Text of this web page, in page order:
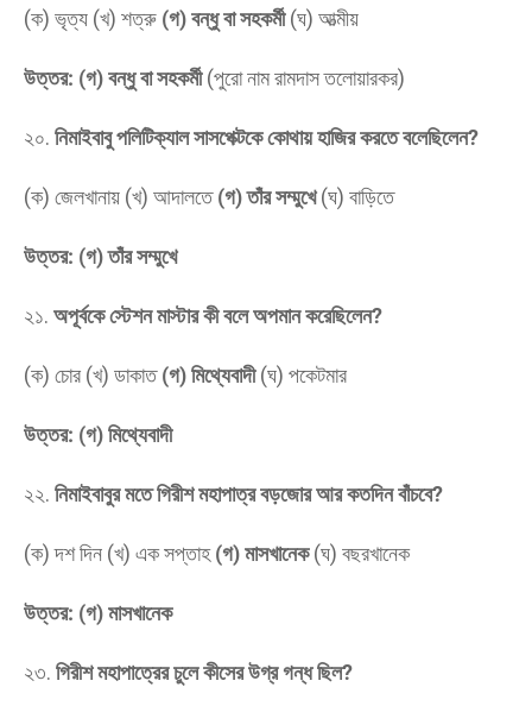
(ক) ভৃত্য (খ) শত্রু (গ) বন্ধু বা সহকর্মী(ঘ) আত্মীয়
উত্তর: (গ) বন্ধু বা সহকর্মী(পুরো নাম রামদাস তলোয়ারকর)
​২০. নিমাইবাবু পলিটিক্যাল সাসপেক্টকে কোথায় হাজির করতে বলেছিলেন?
(ক) জেলখানায় (খ) আদালতে(গ) তাঁর সম্মুখে(ঘ) বাড়িতে
উত্তর: (গ) তাঁর সম্মুখে
​২১. অপূর্বকে স্টেশন মাস্টার কী বলে অপমান করেছিলেন?
(ক) চোর (খ) ডাকাত(গ) মিথ্যেবাদী(ঘ) পকেটমার
উত্তর: (গ) মিথ্যেবাদী
​২২. নিমাইবাবুর মতে গিরীশ মহাপাত্র বড়জোর আর কতদিন বাঁচবে?
(ক) দশ দিন (খ) এক সপ্তাহ(গ) মাসখানেক(ঘ) বছরখানেক
উত্তর: (গ) মাসখানেক
​২৩. গিরীশ মহাপাত্রের চুলে কীসের উগ্র গন্ধ ছিল?